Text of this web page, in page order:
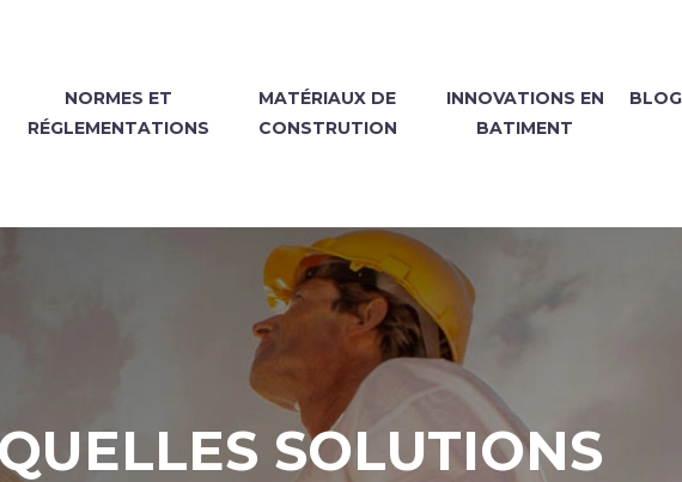
NORMES ET
RÉGLEMENTATIONS
MATÉRIAUX DE
CONSTRUTION
INNOVATIONS EN
BATIMENT
BLOG
SOLUTIONS